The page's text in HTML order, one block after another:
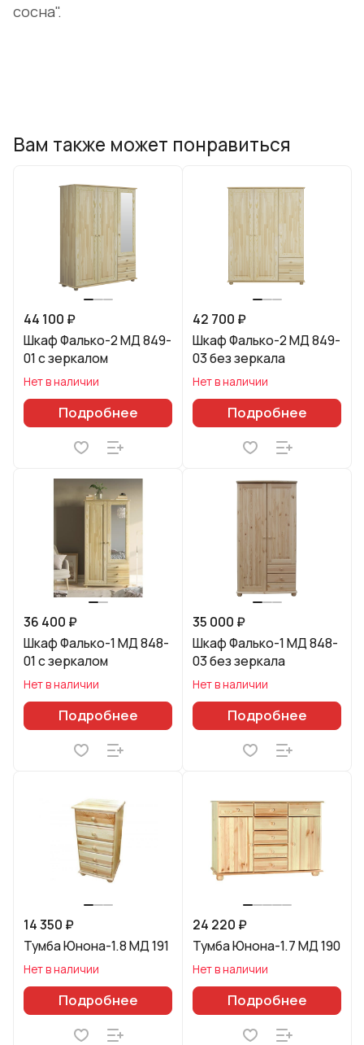
сосна".
Вам также может понравиться
44 100 ₽
Шкаф Фалько-2 МД 849-
01 с зеркалом
Нет в наличии
Подробнее
42 700 ₽
Шкаф Фалько-2 МД 849-
03 без зеркала
Нет в наличии
Подробнее
36 400 ₽
Шкаф Фалько-1 МД 848-
01 с зеркалом
Нет в наличии
Подробнее
35 000 ₽
Шкаф Фалько-1 МД 848-
03 без зеркала
Нет в наличии
Подробнее
14 350 ₽
Тумба Юнона-1.8 МД 191
Нет в наличии
Подробнее
24 220 ₽
Тумба Юнона-1.7 МД 190
Нет в наличии
Подробнее